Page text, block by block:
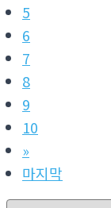
5
6
7
8
9
10
»
마지막